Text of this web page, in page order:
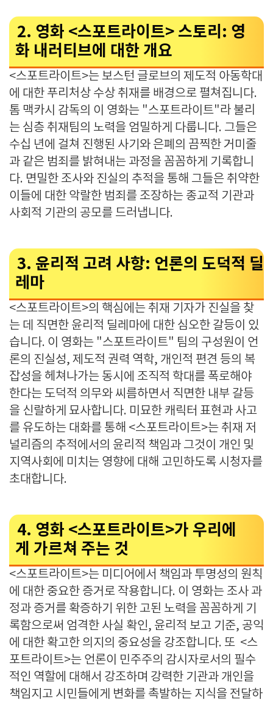
2. 영화 <스포트라이트> 스토리: 영
화 내러티브에 대한 개요
<스포트라이트>는 보스턴 글로브의 제도적 아동학대
에 대한 푸리처상 수상 취재를 배경으로 펼쳐집니다.
톰 맥카시 감독의 이 영화는 "스포트라이트"라 불리
는 심층 취재팀의 노력을 엄밀하게 다룹니다. 그들은
수십 년에 걸쳐 진행된 사기와 은폐의 끔찍한 거미줄
과 같은 범죄를 밝혀내는 과정을 꼼꼼하게 기록합니
다. 면밀한 조사와 진실의 추적을 통해 그들은 취약한
이들에 대한 악랄한 범죄를 조장하는 종교적 기관과
사회적 기관의 공모를 드러냅니다.
3. 윤리적 고려 사항: 언론의 도덕적 딜
레마
<스포트라이트>의 핵심에는 취재 기자가 진실을 찾
는 데 직면한 윤리적 딜레마에 대한 심오한 갈등이 있
습니다. 이 영화는 "스포트라이트" 팀의 구성원이 언
론의 진실성, 제도적 권력 역학, 개인적 편견 등의 복
잡성을 헤쳐나가는 동시에 조직적 학대를 폭로해야
한다는 도덕적 의무와 씨름하면서 직면한 내부 갈등
을 신랄하게 묘사합니다. 미묘한 캐릭터 표현과 사고
를 유도하는 대화를 통해 <스포트라이트>는 취재 저
널리즘의 추적에서의 윤리적 책임과 그것이 개인 및
지역사회에 미치는 영향에 대해 고민하도록 시청자를
초대합니다.
4. 영화 <스포트라이트>가 우리에
게 가르쳐 주는 것
<스포트라이트>는 미디어에서 책임과 투명성의 원칙
에 대한 중요한 증거로 작용합니다. 이 영화는 조사 과
정과 증거를 확증하기 위한 고된 노력을 꼼꼼하게 기
록함으로써 엄격한 사실 확인, 윤리적 보고 기준, 공익
에 대한 확고한 의지의 중요성을 강조합니다. 또 <스
포트라이트>는 언론이 민주주의 감시자로서의 필수
적인 역할에 대해서 강조하며 강력한 기관과 개인을
책임지고 시민들에게 변화를 촉발하는 지식을 전달하